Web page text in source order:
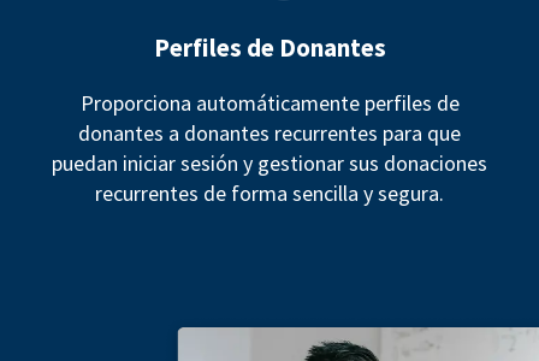
Perfiles de Donantes
Proporciona automáticamente perfiles de
donantes a donantes recurrentes para que
puedan iniciar sesión y gestionar sus donaciones
recurrentes de forma sencilla y segura.